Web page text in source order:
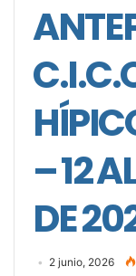
– 12
DE
2 junio, 2026